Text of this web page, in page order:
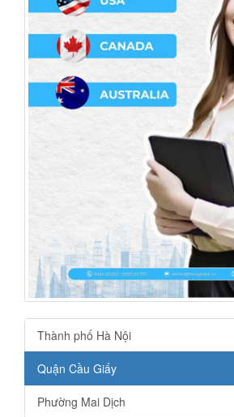
Thành phố Hà Nội
Quận Cầu Giấy
Phường Mai Dịch